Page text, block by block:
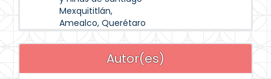
Mexquititlán,
Amealco, Querétaro
Autor(es)